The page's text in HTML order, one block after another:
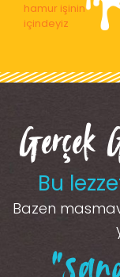
hamur işinin
içindeyiz
Gerçek
Bu
Bazen